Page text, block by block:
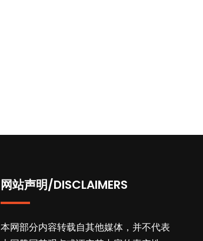
网站声明/DISCLAIMERS
本网部分内容转载自其他媒体，并不代表